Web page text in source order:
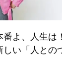
番よ、人生は
しい「人との